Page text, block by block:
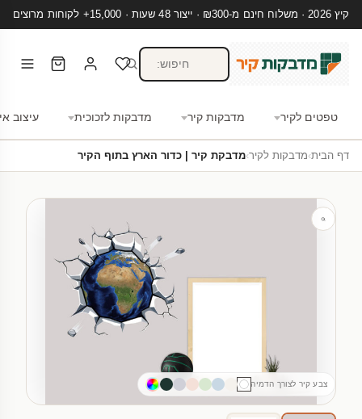
קיץ 2026 · משלוח חינם מ-₪300 · ייצור 48 שעות · 15,000+ לקוחות מרוצים
טפטים לקיר מדבקות קיר מדבקות לזכוכית עיצוב
דף הבית›מדבקות לקיר›מדבקת קיר | כדור הארץ בתוף הקיר
צבע קיר לצורך הדמיה